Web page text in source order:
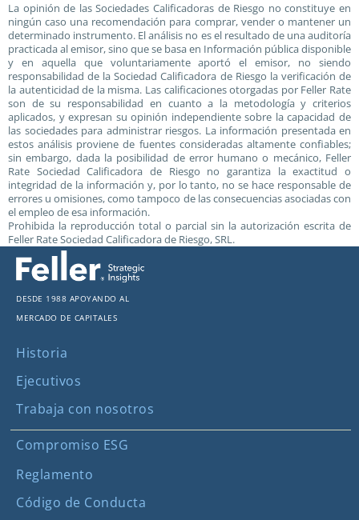
La opinión de las Sociedades Calificadoras de Riesgo no constituye en
ningún caso una recomendación para comprar, vender o mantener un
determinado instrumento. El análisis no es el resultado de una auditoría
practicada al emisor, sino que se basa en Información pública disponible
y en aquella que voluntariamente aportó el emisor, no siendo
responsabilidad de la Sociedad Calificadora de Riesgo la verificación de
la autenticidad de la misma. Las calificaciones otorgadas por Feller Rate
son de su responsabilidad en cuanto a la metodología y criterios
aplicados, y expresan su opinión independiente sobre la capacidad de
las sociedades para administrar riesgos. La información presentada en
estos análisis proviene de fuentes consideradas altamente confiables;
sin embargo, dada la posibilidad de error humano o mecánico, Feller
Rate Sociedad Calificadora de Riesgo no garantiza la exactitud o
integridad de la información y, por lo tanto, no se hace responsable de
errores u omisiones, como tampoco de las consecuencias asociadas con
el empleo de esa información.
Prohibida la reproducción total o parcial sin la autorización escrita de
Feller Rate Sociedad Calificadora de Riesgo, SRL.
Desde 1988 apoyando al
mercado de capitales
Historia
Ejecutivos
Trabaja con nosotros
Compromiso ESG
Reglamento
Código de Conducta